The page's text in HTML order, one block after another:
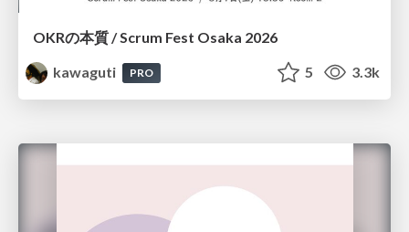
OKRの本質 / Scrum Fest Osaka 2026
kawaguti
PRO 5 3.3k